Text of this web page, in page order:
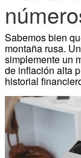
Sabemos bien
montaña rusa.
simplemente un
de inflación alta
historial